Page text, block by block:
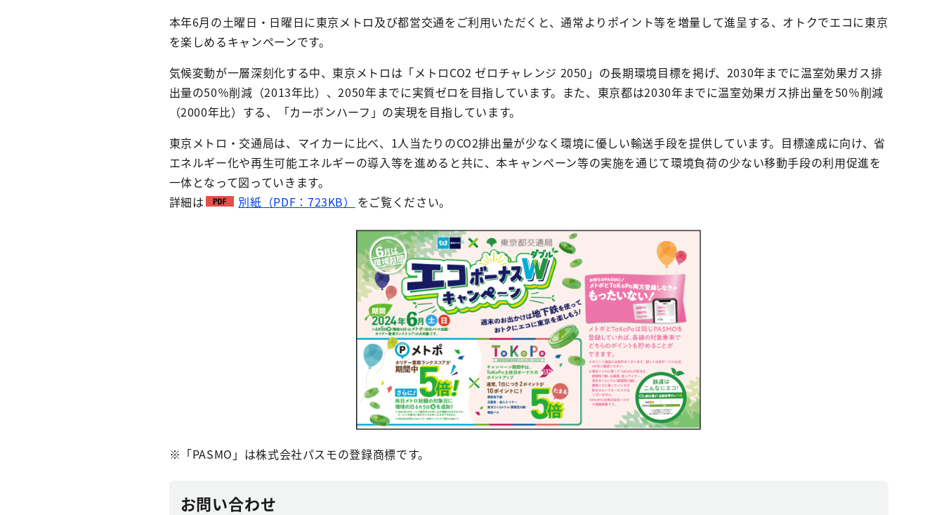
本年6月の土曜日・日曜日に東京メトロ及び都営交通をご利用いただくと、通常よりポイント等を増量して進呈する、オトクでエコに東京
を楽しめるキャンペーンです。
気候変動が一層深刻化する中、東京メトロは「メトロCO2 ゼロチャレンジ 2050」の長期環境目標を掲げ、2030年までに温室効果ガス排
出量の50％削減（2013年比）、2050年までに実質ゼロを目指しています。また、東京都は2030年までに温室効果ガス排出量を50％削減
（2000年比）する、「カーボンハーフ」の実現を目指しています。
東京メトロ・交通局は、マイカーに比べ、1人当たりのCO2排出量が少なく環境に優しい輸送手段を提供しています。目標達成に向け、省
エネルギー化や再生可能エネルギーの導入等を進めると共に、本キャンペーン等の実施を通じて環境負荷の少ない移動手段の利用促進を
一体となって図っていきます。
詳細は
別紙（PDF：723KB） をご覧ください。
※「PASMO」は株式会社パスモの登録商標です。
お問い合わせ